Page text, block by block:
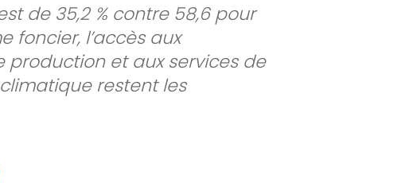
de 35,2 % contre 58,6 pour
foncier, l’accès aux
production et aux services de
restent les